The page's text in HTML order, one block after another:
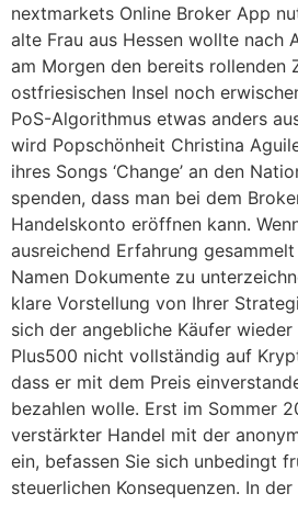
nextmarkets Online Broker App
alte Frau aus Hessen wollte nach
am Morgen den bereits rollenden
ostfriesischen Insel noch
PoS-Algorithmus etwas anders
wird Popschönheit Christina
ihres Songs ‘Change’ an den
spenden, dass man bei dem
Handelskonto eröffnen kann.
ausreichend Erfahrung
Namen Dokumente zu
klare Vorstellung von Ihrer
sich der angebliche Käufer
Plus500 nicht vollständig auf
dass er mit dem Preis
bezahlen wolle. Erst im Sommer
verstärkter Handel mit der
ein, befassen Sie sich unbedingt
steuerlichen Konsequenzen. In